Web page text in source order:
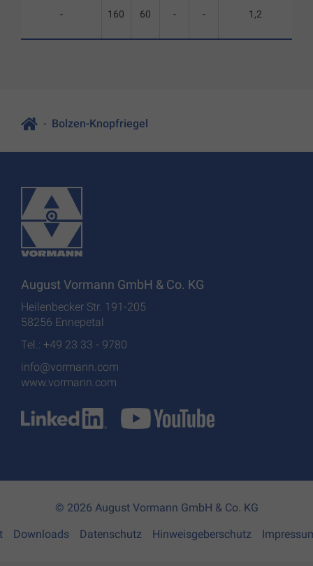
- 160 60 - - 1,2
Bolzen-Knopfriegel
August Vormann GmbH & Co. KG
Heilenbecker Str. 191-205
58256 Ennepetal
Tel.: +49 23 33 - 9780
info@vormann.com
www.vormann.com
© 2026 August Vormann GmbH & Co. KG
Downloads Datenschutz Hinweisgeberschutz